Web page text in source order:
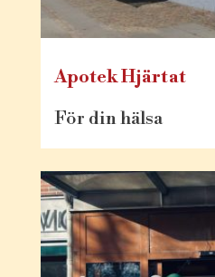
Apotek Hjärtat
För din hälsa